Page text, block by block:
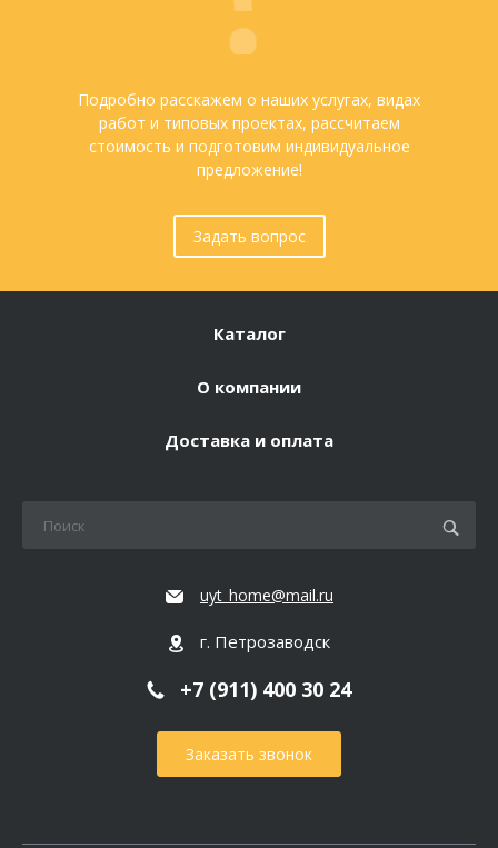
Подробно расскажем о наших услугах, видах
работ и типовых проектах, рассчитаем
стоимость и подготовим индивидуальное
предложение!
Задать вопрос
Каталог
О компании
Доставка и оплата
uyt_home@mail.ru
г. Петрозаводск
+7 (911) 400 30 24
Заказать звонок